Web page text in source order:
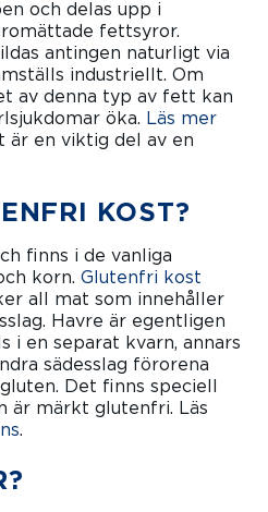
och delas upp i
fettsyror.
antingen naturligt via
industriellt. Om
av denna typ av fett kan
öka. Läs mer
är en viktig del av en
KOST?
finns i de vanliga
korn. Glutenfri kost
all mat som innehåller
Havre är egentligen
i en separat kvarn, annars
sädesslag förorena
Det finns speciell
är märkt glutenfri. Läs
.